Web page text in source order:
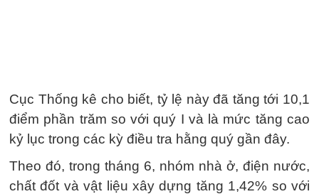
Cục Thống kê cho biết, tỷ lệ này đã tăng tới 10,1
điểm phần trăm so với quý I và là mức tăng cao
kỷ lục trong các kỳ điều tra hằng quý gần đây.
Theo đó, trong tháng 6, nhóm nhà ở, điện nước,
chất đốt và vật liệu xây dựng tăng 1,42% so với